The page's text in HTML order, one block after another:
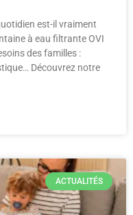
est-il vraiment
à eau filtrante OVI
des familles :
Découvrez notre
ACTUALITÉS